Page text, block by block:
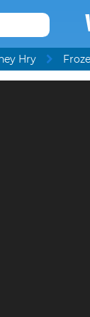
Hry